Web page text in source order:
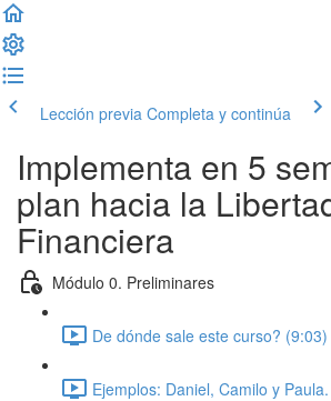
Lección previa Completa y continúa
Implementa en 5
plan hacia la
Financiera
Módulo 0. Preliminares
De dónde sale este curso? (9:03)
Ejemplos: Daniel, Camilo y